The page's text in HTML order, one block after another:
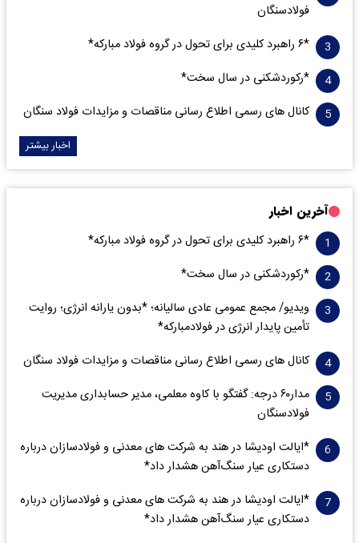
فولادسنگان
*۶ راهبرد کلیدی برای تحول در گروه فولاد مبارکه*
*رکوردشکنی در سال سخت*
کانال های رسمی اطلاع رسانی مناقصات و مزایدات فولاد سنگان
اخبار بیشتر
آخرین اخبار
*۶ راهبرد کلیدی برای تحول در گروه فولاد مبارکه*
*رکوردشکنی در سال سخت*
ویدیو/ مجمع عمومی عادی سالیانه؛ *بدون یارانه انرژی؛ روایت
تأمین پایدار انرژی در فولادمبارکه*
کانال های رسمی اطلاع رسانی مناقصات و مزایدات فولاد سنگان
مدار‌۶٠ درجه: گفتگو با کاوه معلمی، مدیر حسابداری مدیریت
فولادسنگان
*ایالت اودیشا در هند به شرکت های معدنی و فولادسازان درباره
دستکاری عیار سنگ‌آهن هشدار داد*
*ایالت اودیشا در هند به شرکت های معدنی و فولادسازان درباره
دستکاری عیار سنگ‌آهن هشدار داد*